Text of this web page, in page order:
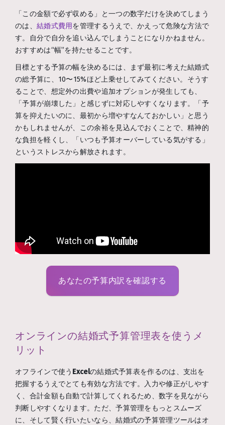
「この金額で必ず収める」と一つの数字だけを決めてしまう
のは、 結婚式費用を管理するうえで、かえって危険な方法で
す。自分で自分を追い込んでしまうことになりかねません。
おすすめは“幅”を持たせることです。
目標とする予算の幅を決めるには、まず最初に考えた結婚式
の総予算に、10〜15%ほど上乗せしてみてください。そうす
ることで、想定外の出費や追加オプションが発生しても、
「予算が崩壊した」と感じずに対応しやすくなります。「予
算を抑えたいのに、最初から増やすなんておかしい」と思う
かもしれませんが、この余裕を見込んでおくことで、精神的
な負担を軽くし、「いつも予算オーバーしている気がする」
というストレスから解放されます。
あなたの予算内訳を確認する
オンラインの結婚式予算管理表を使うメ
リット
オフラインで使う Excelの結婚式予算表を作るのは、支出を
把握するうえでとても有効な方法です。入力や修正がしやす
く、合計金額も自動で計算してくれるため、数字を見ながら
判断しやすくなります。ただ、予算管理をもっとスムーズ
に、そして賢く行いたいなら、結婚式の予算管理ツールはオ